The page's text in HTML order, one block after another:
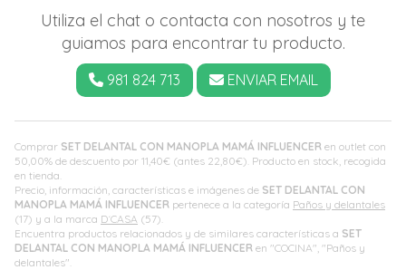
Comprar SET DELANTAL CON MANOPLA MAMÁ INFLUENCER en outlet con
50,00% de descuento por 11,40€ (antes 22,80€). Producto en stock, recogida
en tienda.
Precio, información, características e imágenes de SET DELANTAL CON
MANOPLA MAMÁ INFLUENCER pertenece a la categoría Paños y delantales
(17) y a la marca D´CASA (57).
Encuentra productos relacionados y de similares características a SET
DELANTAL CON MANOPLA MAMÁ INFLUENCER en "COCINA", "Paños y
delantales".
Utiliza el chat o contacta con nosotros y te
guiamos para encontrar tu producto.
981 824 713 ENVIAR EMAIL